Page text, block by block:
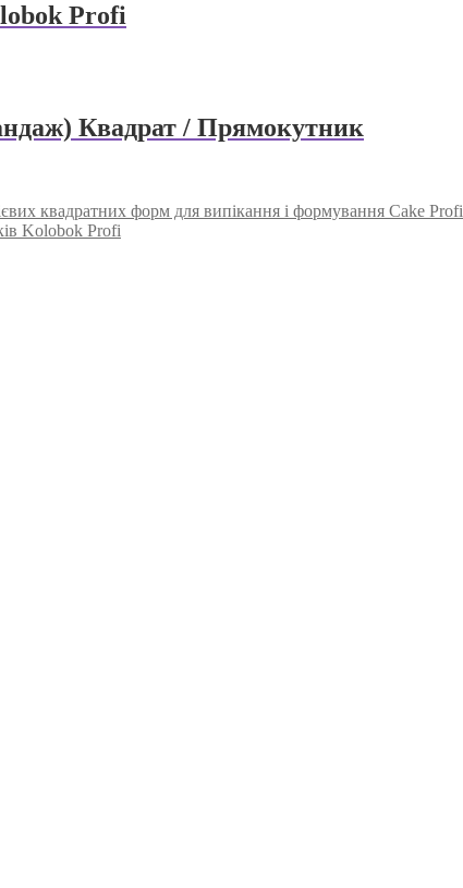
Profi
Квадрат / Прямокутник
квадратних форм для випікання і формування Cake Profi
Kolobok Profi